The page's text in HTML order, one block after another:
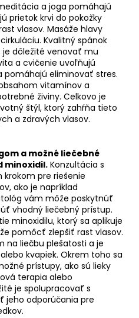
a joga pomáhajú
prietok krvi do pokožky
vlasov. Masáže hlavy
Kvalitný spánok
je dôležité venovať mu
a cvičenie uvoľňujú
pomáhajú eliminovať stres.
vitamínov a
živiny. Celkovo je
štýl, ktorý zahŕňa tieto
a zdravých vlasov.
a možné liečebné
minoxidil. Konzultácia s
pre riešenie
ako je napríklad
vám môže poskytnúť
vhodný liečebný prístup.
minoxidilu, ktorý sa aplikuje
pomôcť zlepšiť rast vlasov.
na liečbu plešatosti a je
kvapiek. Okrem toho sa
prístupy, ako sú lieky
terapia alebo
je spolupracovať s
jeho odporúčania pre